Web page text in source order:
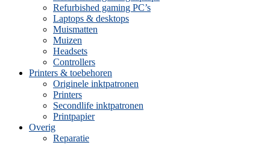
Refurbished gaming PC’s
Laptops & desktops
Muismatten
Muizen
Headsets
Controllers
Printers & toebehoren
Originele inktpatronen
Printers
Secondlife inktpatronen
Printpapier
Overig
Reparatie